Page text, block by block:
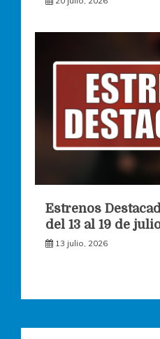
Estrenos
del 13 al 19 de
13 julio, 2026